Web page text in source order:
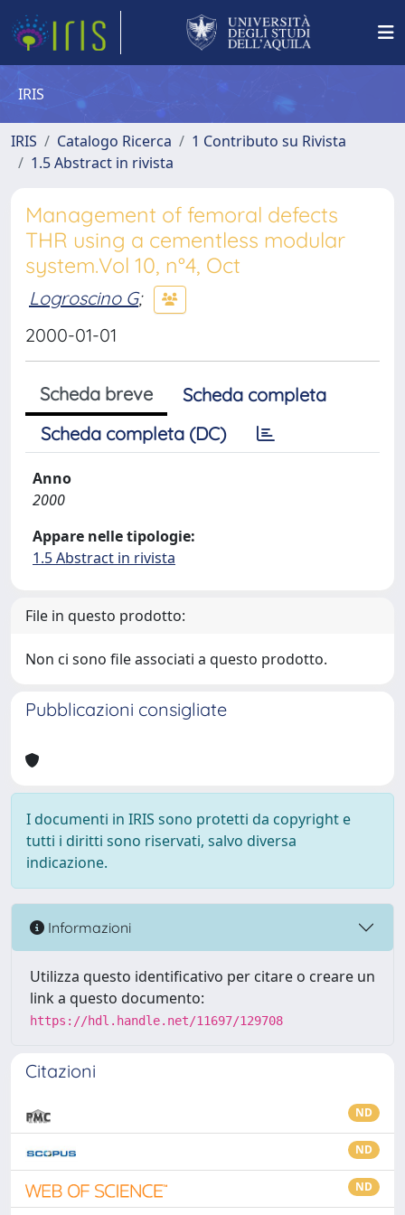
IRIS
IRIS Catalogo Ricerca
1 Contributo su Rivista
1.5 Abstract in rivista
Management of femoral defects
THR using a cementless modular
system.Vol 10, n°4, Oct
Logroscino G;
2000-01-01
Scheda breve
Scheda completa
Scheda completa (DC)
Anno
2000
Appare nelle tipologie:
1.5 Abstract in rivista
File in questo prodotto:
Non ci sono file associati a questo prodotto.
Pubblicazioni consigliate
I documenti in IRIS sono protetti da copyright e
tutti i diritti sono riservati, salvo diversa
indicazione.
Informazioni
Utilizza questo identificativo per citare o creare un
link a questo documento:
https://hdl.handle.net/11697/129708
Citazioni
ND
ND
ND